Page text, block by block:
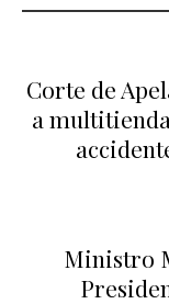
Corte de
a
Ministro